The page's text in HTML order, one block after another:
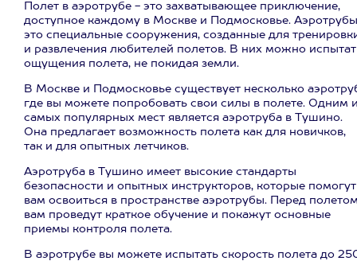
Полет в аэротрубе - это захватывающее приключение,
доступное каждому в Москве и Подмосковье.
это специальные сооружения, созданные для
и развлечения любителей полетов. В них можно
ощущения полета, не покидая земли.
В Москве и Подмосковье существует несколько
где вы можете попробовать свои силы в полете. Одним
самых популярных мест является аэротруба в Тушино.
Она предлагает возможность полета как для новичков,
так и для опытных летчиков.
Аэротруба в Тушино имеет высокие стандарты
безопасности и опытных инструкторов, которые помогут
вам освоиться в пространстве аэротрубы. Перед
вам проведут краткое обучение и покажут основные
приемы контроля полета.
В аэротрубе вы можете испытать скорость полета до